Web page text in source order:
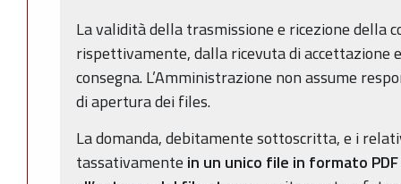
La validità della trasmissione e ricezione della
rispettivamente, dalla ricevuta di accettazione
consegna. L’Amministrazione non assume
di apertura dei files.
La domanda, debitamente sottoscritta, e i
tassativamente in un unico file in formato